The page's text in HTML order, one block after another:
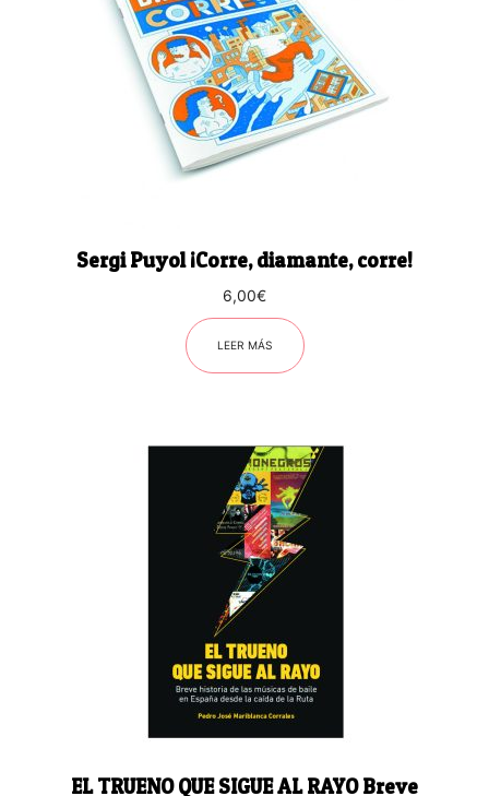
Sergi Puyol ¡Corre, diamante, corre!
6,00€
LEER MÁS
EL TRUENO QUE SIGUE AL RAYO Breve